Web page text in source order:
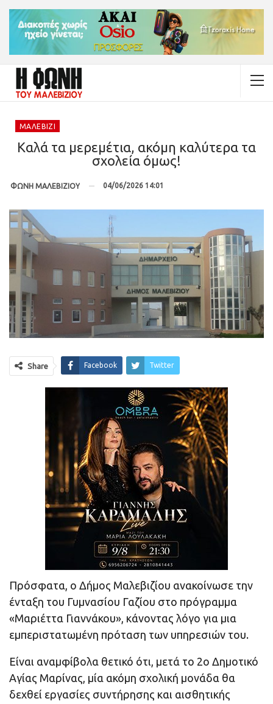
ΜΑΛΕΒΊΖΙ
Καλά τα μερεμέτια, ακόμη καλύτερα τα
σχολεία όμως!
ΦΩΝΗ ΜΑΛΕΒΙΖΙΟΥ 04/06/2026 14:01
Share Facebook Twitter
Πρόσφατα, ο Δήμος Μαλεβιζίου ανακοίνωσε την
ένταξη του Γυμνασίου Γαζίου στο πρόγραμμα
«Μαριέττα Γιαννάκου», κάνοντας λόγο για μια
εμπεριστατωμένη πρόταση των υπηρεσιών του.
Είναι αναμφίβολα θετικό ότι, μετά το 2ο Δημοτικό
Αγίας Μαρίνας, μία ακόμη σχολική μονάδα θα
δεχθεί εργασίες συντήρησης και αισθητικής